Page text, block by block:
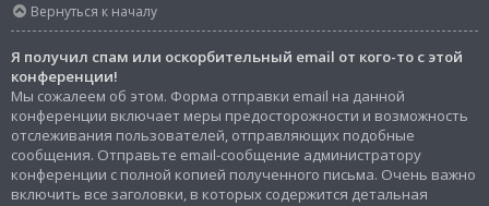
Вернуться к началу
Я получил спам или оскорбительный email от кого-то с этой
конференции!
Мы сожалеем об этом. Форма отправки email на данной
конференции включает меры предосторожности и возможность
отслеживания пользователей, отправляющих подобные
сообщения. Отправьте email-сообщение администратору
конференции с полной копией полученного письма. Очень важно
включить все заголовки, в которых содержится детальная